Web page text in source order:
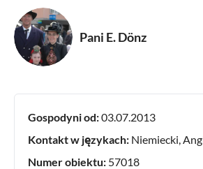
Pani E. Dönz
Gospodyni od:03.07.2013
Kontakt w językach: Niemiecki,
Numer obiektu: 57018